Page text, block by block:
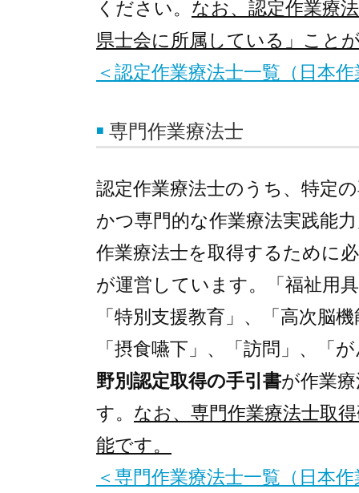
ください。 なお、認定作業療
県士会に所属している」こと
＜認定作業療法士一覧（日本
専門作業療法士
認定作業療法士のうち、特定
かつ専門的な作業療法実践能
作業療法士を取得するために
が運営しています。「福祉用
「特別支援教育」、「高次脳
「摂食嚥下」、「訪問」、「
野別認定取得の手引書が作業
す。 なお、専門作業療法士取
能です。
＜専門作業療法士一覧（日本